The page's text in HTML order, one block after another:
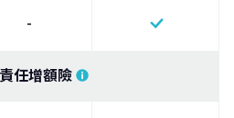
-
任增額險